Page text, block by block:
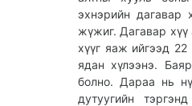
эхнэрийн дагавар
жүжиг. Дагавар хүү
хүүг яаж ийгээд
ядан хүлээнэ.
болно. Дараа нь
дутуугийн